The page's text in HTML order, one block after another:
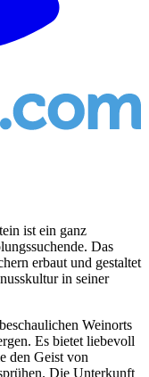
ist ein ganz
Das
erbaut und gestaltet
in seiner
Weinorts
Es bietet liebevoll
den Geist von
Die Unterkunft